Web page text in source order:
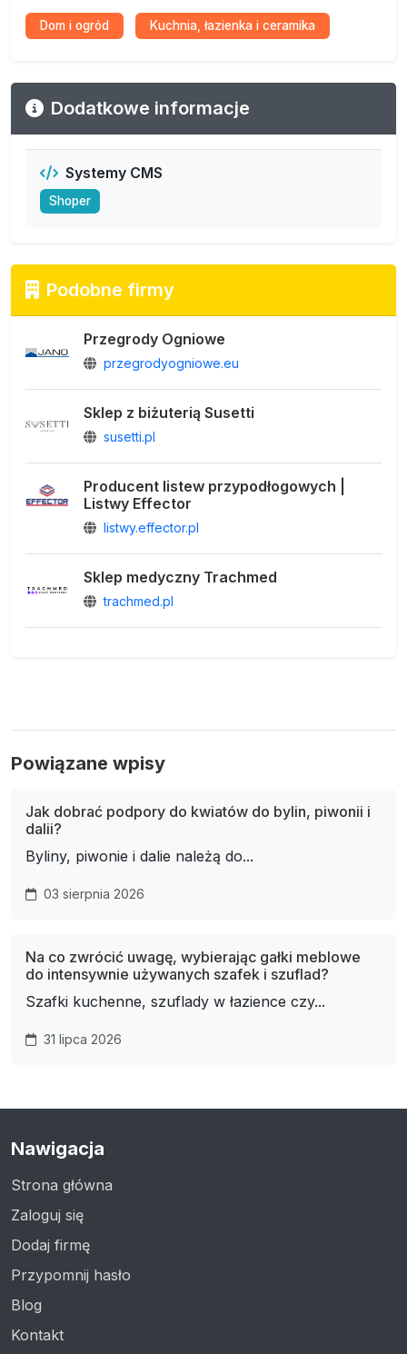
Dom i ogród Kuchnia, łazienka i ceramika
Dodatkowe informacje
Systemy CMS
Shoper
Podobne firmy
Przegrody Ogniowe
przegrodyogniowe.eu
Sklep z biżuterią Susetti
susetti.pl
Producent listew przypodłogowych |
Listwy Effector
listwy.effector.pl
Sklep medyczny Trachmed
trachmed.pl
Powiązane wpisy
Jak dobrać podpory do kwiatów do bylin, piwonii i
dalii?
Byliny, piwonie i dalie należą do...
03 sierpnia 2026
Na co zwrócić uwagę, wybierając gałki meblowe
do intensywnie używanych szafek i szuflad?
Szafki kuchenne, szuflady w łazience czy...
31 lipca 2026
Nawigacja
Strona główna
Zaloguj się
Dodaj firmę
Przypomnij hasło
Blog
Kontakt